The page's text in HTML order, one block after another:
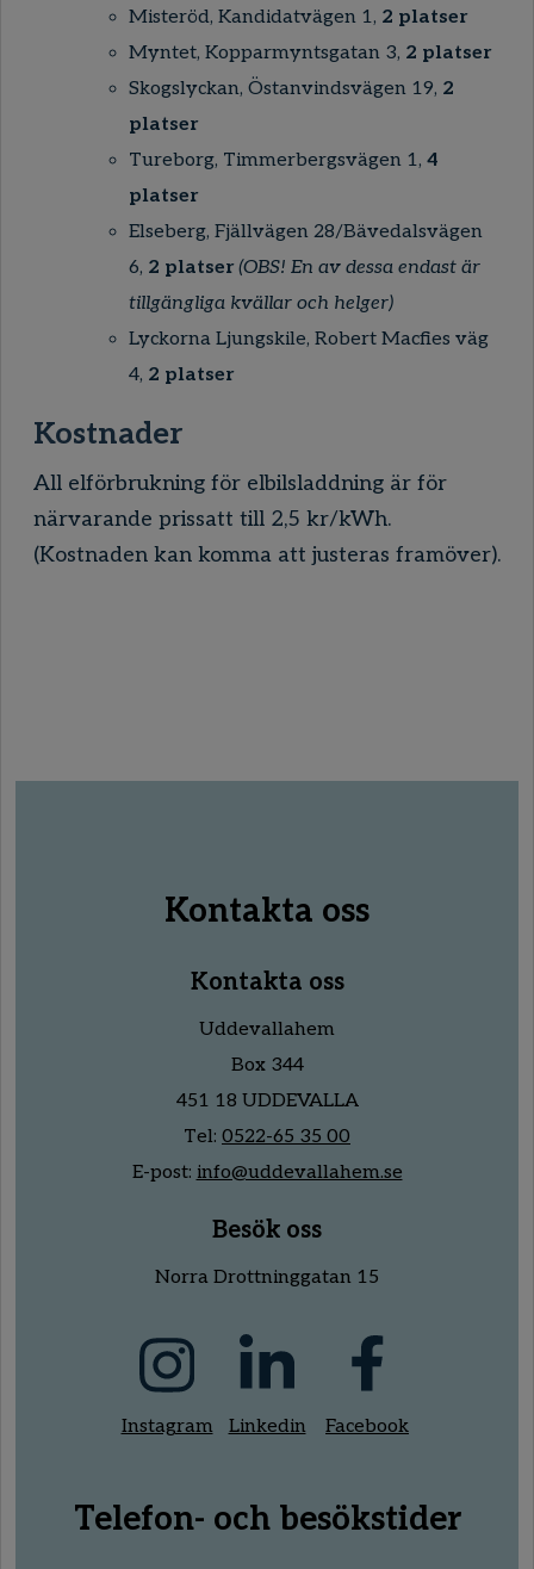
Misteröd, Kandidatvägen 1, 2 platser
Myntet, Kopparmyntsgatan 3, 2 platser
Skogslyckan, Östanvindsvägen 19, 2
platser
Tureborg, Timmerbergsvägen 1, 4
platser
Elseberg, Fjällvägen 28/Bävedalsvägen
6, 2 platser(OBS! En av dessa endast är
tillgängliga kvällar och helger)
Lyckorna Ljungskile, Robert Macfies väg
4, 2 platser
Kostnader
All elförbrukning för elbilsladdning är för
närvarande prissatt till 2,5 kr/kWh.
(Kostnaden kan komma att justeras framöver).
Kontakta oss
Kontakta oss
Uddevallahem
Box 344
451 18 UDDEVALLA
Tel: 0522-65 35 00
E-post: info@uddevallahem.se
Besök oss
Norra Drottninggatan 15
Instagram Linkedin Facebook
Telefon- och besökstider